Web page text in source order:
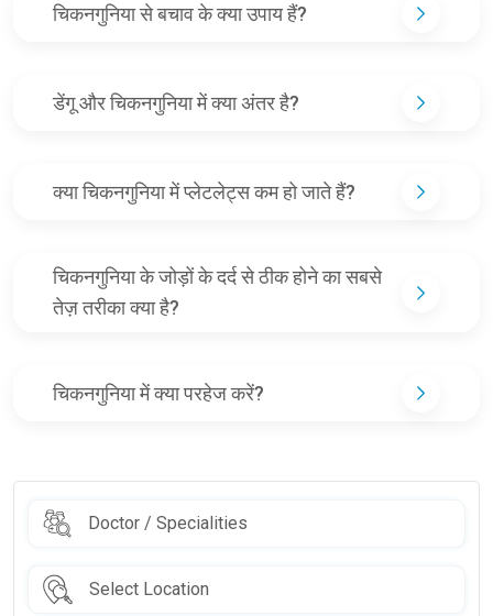
चिकनगुनिया से बचाव के क्या उपाय हैं?
डेंगू और चिकनगुनिया में क्या अंतर है?
क्या चिकनगुनिया में प्लेटलेट्स कम हो जाते हैं?
चिकनगुनिया के जोड़ों के दर्द से ठीक होने का सबसे
तेज़ तरीका क्या है?
चिकनगुनिया में क्या परहेज करें?